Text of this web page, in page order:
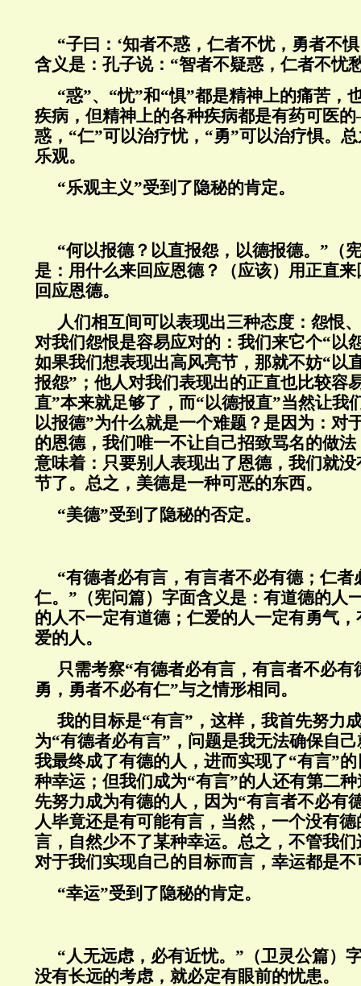
“子曰：‘知者不惑，仁者不忧，勇者不
含义是：孔子说：“智者不疑惑，仁者不忧
“惑”、“忧”和“惧”都是精神上的痛苦，
疾病，但精神上的各种疾病都是有药可医
惑，“仁”可以治疗忧，“勇”可以治疗惧。
乐观。
“乐观主义”受到了隐秘的肯定。
“何以报德？以直报怨，以德报德。”（
是：用什么来回应恩德？（应该）用正直
回应恩德。
人们相互间可以表现出三种态度：怨恨
对我们怨恨是容易应对的：我们来它个“以
如果我们想表现出高风亮节，那就不妨“以
报怨”；他人对我们表现出的正直也比较容
直”本来就足够了，而“以德报直”当然让我
以报德”为什么就是一个难题？是因为：对
的恩德，我们唯一不让自己招致骂名的做
意味着：只要别人表现出了恩德，我们就
节了。总之，美德是一种可恶的东西。
“美德”受到了隐秘的否定。
“有德者必有言，有言者不必有德；仁
仁。”（宪问篇）字面含义是：有道德的人
的人不一定有道德；仁爱的人一定有勇气
爱的人。
只需考察“有德者必有言，有言者不必有
勇，勇者不必有仁”与之情形相同。
我的目标是“有言” ，这样，我首先努力
为“有德者必有言” ，问题是我无法确保自
我最终成了有德的人，进而实现了“有言”
种幸运；但我们成为“有言”的人还有第二
先努力成为有德的人，因为“有言者不必有
人毕竟还是有可能有言，当然，一个没有
言，自然少不了某种幸运。总之，不管我
对于我们实现自己的目标而言，幸运都是
“幸运”受到了隐秘的肯定。
“人无远虑，必有近忧。”（卫灵公篇）
没有长远的考虑，就必定有眼前的忧患。